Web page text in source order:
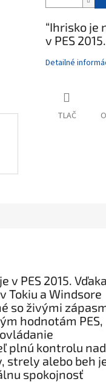
“Ihrisko je
v PES 2015.
Detailné
TLAČ
v PES 2015. Vďaka
Tokiu a Windsore
so živými
hodnotám PES,
plnú kontrolu nad
strely alebo beh
spokojnosť